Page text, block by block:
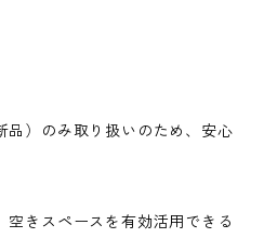
品）のみ取り扱いのため、安心
空きスペースを有効活用できる